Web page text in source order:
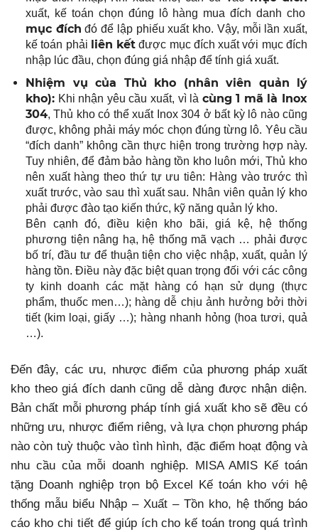
xuất, kế toán chọn đúng lô hàng mua đích danh cho
mục đích đó để lập phiếu xuất kho. Vậy, mỗi lần xuất,
kế toán phải
liên kết được mục đích xuất với mục đích
nhập lúc đầu, chọn đúng giá nhập để tính giá xuất.
Nhiệm vụ của Thủ kho (nhân viên quản lý
kho): Khi nhận yêu cầu xuất, vì là cùng 1 mã là Inox
304, Thủ kho có thể xuất Inox 304 ở bất kỳ lô nào cũng
được, không phải máy móc chọn đúng từng lô. Yêu cầu
“đích danh” không cần thực hiện trong trường hợp này.
Tuy nhiên, để đảm bảo hàng tồn kho luôn mới, Thủ kho
nên xuất hàng theo thứ tự ưu tiên: Hàng vào trước thì
xuất trước, vào sau thì xuất sau. Nhân viên quản lý kho
phải được đào tạo kiến thức, kỹ năng quản lý kho.
Bên cạnh đó, điều kiện kho bãi, giá kệ, hệ thống
phương tiện nâng hạ, hệ thống mã vạch … phải được
bố trí, đầu tư để thuận tiện cho việc nhập, xuất, quản lý
hàng tồn. Điều này đặc biệt quan trọng đối với các công
ty kinh doanh các mặt hàng có hạn sử dụng (thực
phẩm, thuốc men…); hàng dễ chịu ảnh hưởng bởi thời
tiết (kim loại, giấy …); hàng nhanh hỏng (hoa tươi, quả
…).
Đến đây, các ưu, nhược điểm của phương pháp xuất
kho theo giá đích danh cũng dễ dàng được nhận diện.
Bản chất mỗi phương pháp tính giá xuất kho sẽ đều có
những ưu, nhược điểm riêng, và lựa chọn phương pháp
nào còn tuỳ thuộc vào tình hình, đặc điểm hoạt động và
nhu cầu của mỗi doanh nghiệp. MISA AMIS Kế toán
tặng Doanh nghiệp trọn bộ Excel Kế toán kho với hệ
thống mẫu biểu Nhập – Xuất – Tồn kho, hệ thống báo
cáo kho chi tiết để giúp ích cho kế toán trong quá trình